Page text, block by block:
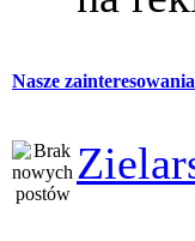
Nasze zainteresowania